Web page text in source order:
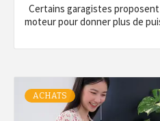
Certains garagistes
moteur pour donner plus de
ACHATS